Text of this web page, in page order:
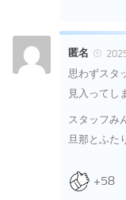
匿名
思わずスタ
見入ってし
スタッフみ
旦那とふた
+58